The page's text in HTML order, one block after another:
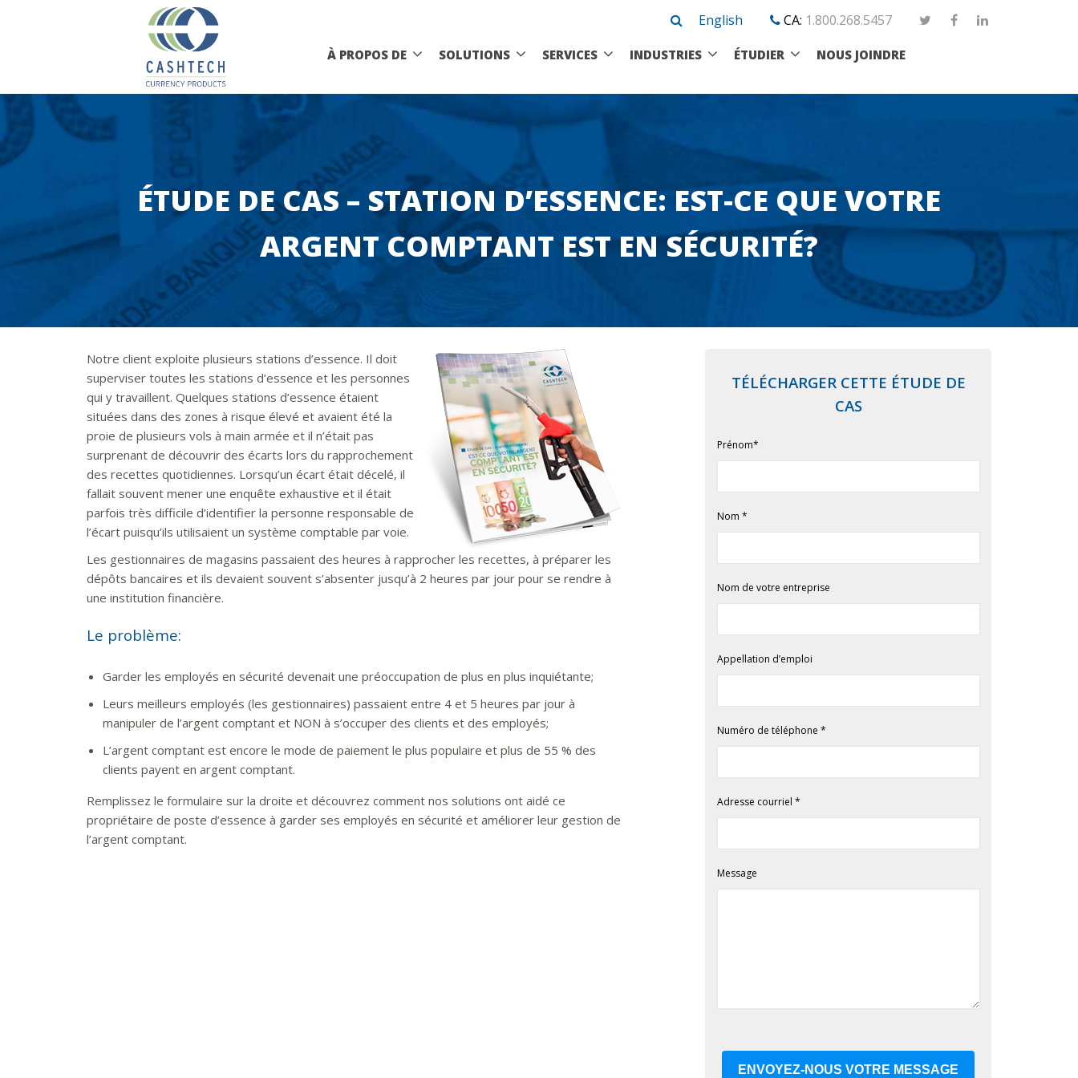
English CA: 1.800.268.5457
À PROPOS DE SOLUTIONS SERVICES INDUSTRIES ÉTUDIER NOUS JOINDRE
ÉTUDE DE CAS – STATION D’ESSENCE: EST-CE QUE VOTRE
ARGENT COMPTANT EST EN SÉCURITÉ?
Notre client exploite plusieurs stations d’essence. Il doit
superviser toutes les stations d’essence et les personnes
qui y travaillent. Quelques stations d’essence étaient
situées dans des zones à risque élevé et avaient été la
proie de plusieurs vols à main armée et il n’était pas
surprenant de découvrir des écarts lors du rapprochement
des recettes quotidiennes. Lorsqu’un écart était décelé, il
fallait souvent mener une enquête exhaustive et il était
parfois très difficile d’identifier la personne responsable de
l’écart puisqu’ils utilisaient un système comptable par voie.
Les gestionnaires de magasins passaient des heures à rapprocher les recettes, à préparer les
dépôts bancaires et ils devaient souvent s’absenter jusqu’à 2 heures par jour pour se rendre à
une institution financière.
Le problème:
Garder les employés en sécurité devenait une préoccupation de plus en plus inquiétante;
Leurs meilleurs employés (les gestionnaires) passaient entre 4 et 5 heures par jour à
manipuler de l’argent comptant et NON à s’occuper des clients et des employés;
L’argent comptant est encore le mode de paiement le plus populaire et plus de 55 % des
clients payent en argent comptant.
Remplissez le formulaire sur la droite et découvrez comment nos solutions ont aidé ce
propriétaire de poste d’essence à garder ses employés en sécurité et améliorer leur gestion de
l’argent comptant.
TÉLÉCHARGER CETTE ÉTUDE DE
CAS
Prénom*
Nom *
Nom de votre entreprise
Appellation d’emploi
Numéro de téléphone *
Adresse courriel *
Message